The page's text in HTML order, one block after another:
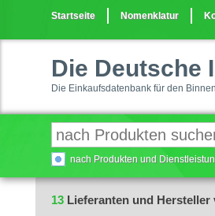
Startseite Nomenklatur
Die Deutsche
Die Einkaufsdatenbank für den
nach Produkten und
13 Lieferanten und Hersteller